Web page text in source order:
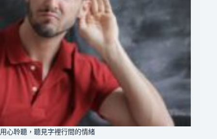
用心聆聽，聽見字裡行間的情緒